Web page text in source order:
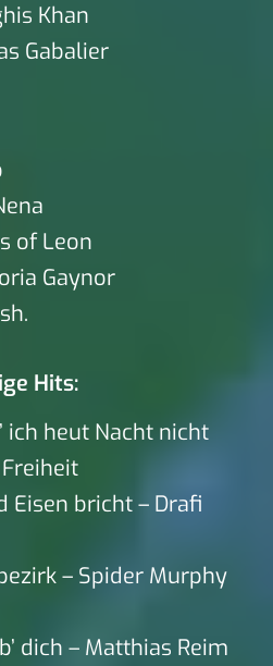
Khan
Gabalier
of Leon
Gaynor
Hits:
ich heut Nacht nicht
Eisen bricht – Drafi
– Spider Murphy
dich – Matthias Reim